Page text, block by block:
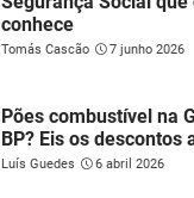
conhece
Tomás Cascão 7 junho 2026
Pões combustível na
BP? Eis os descontos
Luís Guedes 6 abril 2026